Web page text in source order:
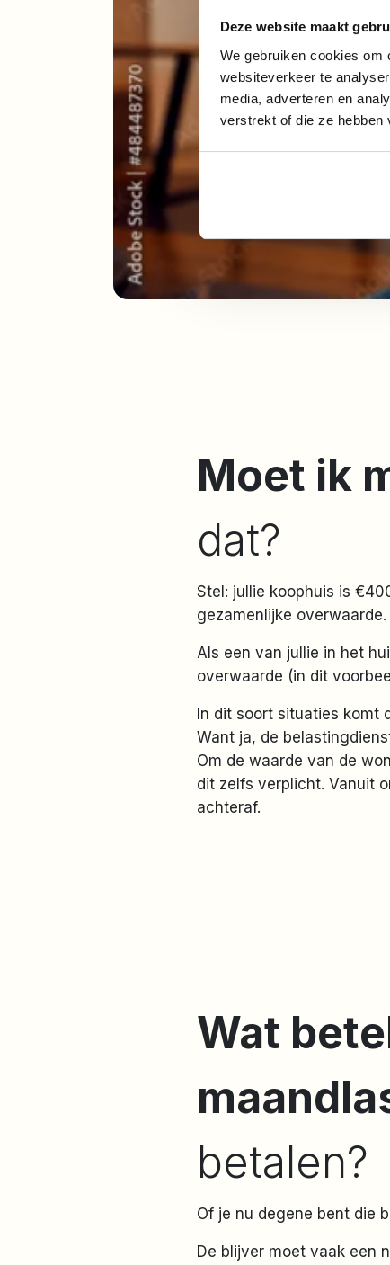
Deze website maakt
We gebruiken cookies om
websiteverkeer te
media, adverteren en
verstrekt of die ze hebben
Moet ik
dat?
Stel: jullie koophuis is
gezamenlijke overwaarde.
Als een van jullie in het
overwaarde (in dit
In dit soort situaties komt
Want ja, de
Om de waarde van de
dit zelfs verplicht. Vanuit
achteraf.
Wat
betalen?
Of je nu degene bent die
De blijver moet vaak een